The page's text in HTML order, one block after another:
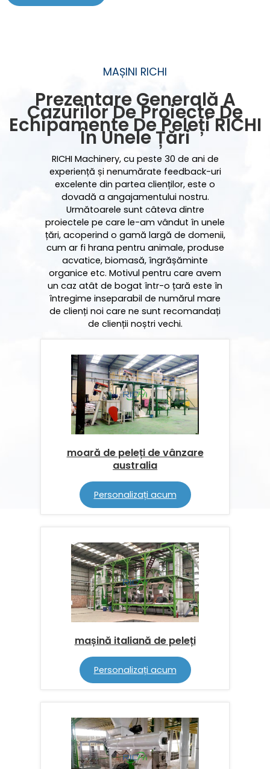
MAȘINI RICHI
Prezentare Generală A
Cazurilor De Proiecte De
Echipamente De Peleți RICHI
În Unele Țări
RICHI Machinery, cu peste 30 de ani de
experiență și nenumărate feedback-uri
excelente din partea clienților, este o
dovadă a angajamentului nostru.
Următoarele sunt câteva dintre
proiectele pe care le-am vândut în unele
țări, acoperind o gamă largă de domenii,
cum ar fi hrana pentru animale, produse
acvatice, biomasă, îngrășăminte
organice etc. Motivul pentru care avem
un caz atât de bogat într-o țară este în
întregime inseparabil de numărul mare
de clienți noi care ne sunt recomandați
de clienții noștri vechi.
moară de peleți de vânzare
australia
Personalizați acum
mașină italiană de peleți
Personalizați acum